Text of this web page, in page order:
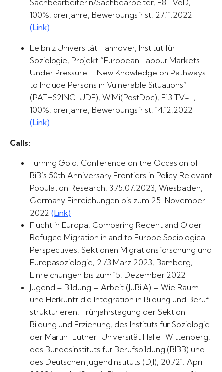
Sachbearbeiterin/Sachbearbeiter, E8 TVöD,
100%, drei Jahre, Bewerbungsfrist: 27.11.2022
(Link)
Leibniz Universität Hannover, Institut für
Soziologie, Projekt “European Labour Markets
Under Pressure – New Knowledge on Pathways
to Include Persons in Vulnerable Situations”
(PATHS2INCLUDE), WiMi(PostDoc), E13 TV-L,
100%, drei Jahre, Bewerbungsfrist: 14.12.2022
(Link)
Calls:
Turning Gold: Conference on the Occasion of
BiB’s 50th Anniversary Frontiers in Policy Relevant
Population Research, 3./5.07.2023, Wiesbaden,
Germany Einreichungen bis zum 25. November
2022 (Link)
Flucht in Europa, Comparing Recent and Older
Refugee Migration in and to Europe Sociological
Perspectives, Sektionen Migrationsforschung und
Europasoziologie, 2./3 März 2023, Bamberg,
Einreichungen bis zum 15. Dezember 2022
Jugend – Bildung – Arbeit (JuBilA) – Wie Raum
und Herkunft die Integration in Bildung und Beruf
strukturieren, Frühjahrstagung der Sektion
Bildung und Erziehung, des Instituts für Soziologie
der Martin-Luther-Universität Halle-Wittenberg,
des Bundesinstituts für Berufsbildung (BIBB) und
des Deutschen Jugendinstituts (DJI), 20./21. April